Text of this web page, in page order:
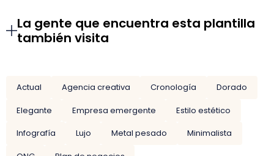
La gente que encuentra esta plantilla
también visita
Actual Agencia creativa Cronología
Dorado
Elegante
Empresa emergente
Estilo estético
Infografía
Lujo Metal pesado
Minimalista